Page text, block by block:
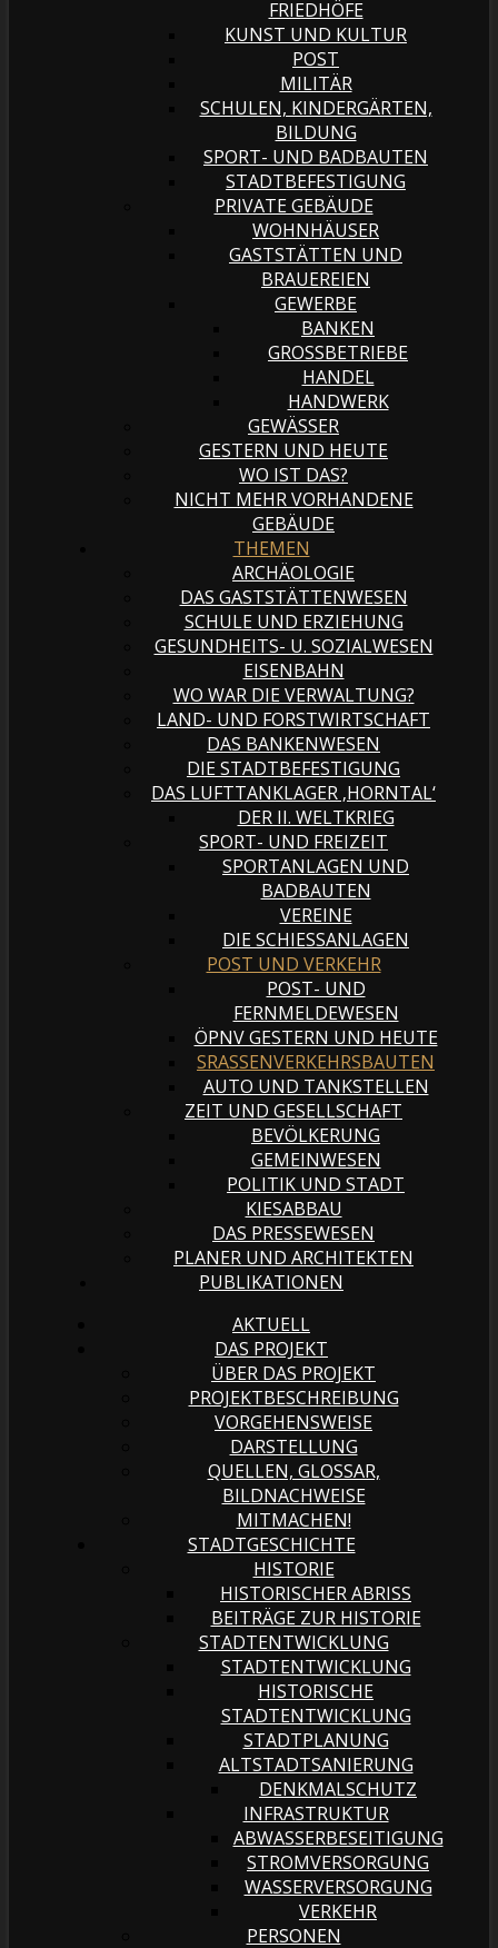
FRIEDHÖFE
KUNST UND KULTUR
POST
MILITÄR
SCHULEN, KINDERGÄRTEN,
BILDUNG
SPORT- UND BADBAUTEN
STADTBEFESTIGUNG
PRIVATE GEBÄUDE
WOHNHÄUSER
GASTSTÄTTEN UND
BRAUEREIEN
GEWERBE
BANKEN
GROSSBETRIEBE
HANDEL
HANDWERK
GEWÄSSER
GESTERN UND HEUTE
WO IST DAS?
NICHT MEHR VORHANDENE
GEBÄUDE
THEMEN
ARCHÄOLOGIE
DAS GASTSTÄTTENWESEN
SCHULE UND ERZIEHUNG
GESUNDHEITS- U. SOZIALWESEN
EISENBAHN
WO WAR DIE VERWALTUNG?
LAND- UND FORSTWIRTSCHAFT
DAS BANKENWESEN
DIE STADTBEFESTIGUNG
DAS LUFTTANKLAGER ‚HORNTAL‘
DER II. WELTKRIEG
SPORT- UND FREIZEIT
SPORTANLAGEN UND
BADBAUTEN
VEREINE
DIE SCHIESSANLAGEN
POST UND VERKEHR
POST- UND
FERNMELDEWESEN
ÖPNV GESTERN UND HEUTE
SRASSENVERKEHRSBAUTEN
AUTO UND TANKSTELLEN
ZEIT UND GESELLSCHAFT
BEVÖLKERUNG
GEMEINWESEN
POLITIK UND STADT
KIESABBAU
DAS PRESSEWESEN
PLANER UND ARCHITEKTEN
PUBLIKATIONEN
AKTUELL
DAS PROJEKT
ÜBER DAS PROJEKT
PROJEKTBESCHREIBUNG
VORGEHENSWEISE
DARSTELLUNG
QUELLEN, GLOSSAR,
BILDNACHWEISE
MITMACHEN!
STADTGESCHICHTE
HISTORIE
HISTORISCHER ABRISS
BEITRÄGE ZUR HISTORIE
STADTENTWICKLUNG
STADTENTWICKLUNG
HISTORISCHE
STADTENTWICKLUNG
STADTPLANUNG
ALTSTADTSANIERUNG
DENKMALSCHUTZ
INFRASTRUKTUR
ABWASSERBESEITIGUNG
STROMVERSORGUNG
WASSERVERSORGUNG
VERKEHR
PERSONEN